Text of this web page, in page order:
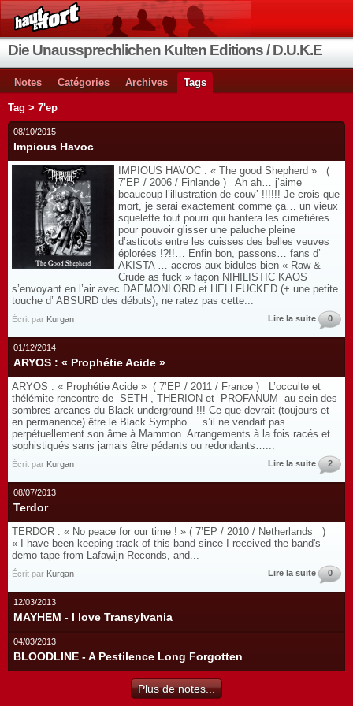
Die Unaussprechlichen Kulten Editions / D.U.K.E
Notes Catégories Archives Tags
Tag > 7'ep
08/10/2015
Impious Havoc
IMPIOUS HAVOC : « The good Shepherd » (
7’EP / 2006 / Finlande ) Ah ah… j’aime
beaucoup l’illustration de couv’ !!!!!! Je crois que
mort, je serai exactement comme ça… un vieux
squelette tout pourri qui hantera les cimetières
pour pouvoir glisser une paluche pleine
d’asticots entre les cuisses des belles veuves
éplorées !?!!… Enfin bon, passons… fans d’
AKISTA … accros aux bidules bien « Raw &
Crude as fuck » façon NIHILISTIC KAOS
s’envoyant en l’air avec DAEMONLORD et HELLFUCKED (+ une petite
touche d’ ABSURD des débuts), ne ratez pas cette...
Écrit par Kurgan Lire la suite 0
01/12/2014
ARYOS : « Prophétie Acide »
ARYOS : « Prophétie Acide » ( 7’EP / 2011 / France ) L’occulte et
thélémite rencontre de SETH , THERION et PROFANUM au sein des
sombres arcanes du Black underground !!! Ce que devrait (toujours et
en permanence) être le Black Sympho’… s’il ne vendait pas
perpétuellement son âme à Mammon. Arrangements à la fois racés et
sophistiqués sans jamais être pédants ou redondants…...
Écrit par Kurgan Lire la suite 2
08/07/2013
Terdor
TERDOR : « No peace for our time ! » ( 7’EP / 2010 / Netherlands )
« I have been keeping track of this band since I received the band's
demo tape from Lafawijn Reconds, and...
Écrit par Kurgan Lire la suite 0
12/03/2013
MAYHEM - I love Transylvania
04/03/2013
BLOODLINE - A Pestilence Long Forgotten
Plus de notes...